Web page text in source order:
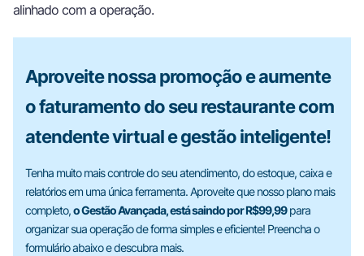
alinhado com a operação.
Aproveite nossa promoção e aumente
o faturamento do seu restaurante com
atendente virtual e gestão inteligente!
Tenha muito mais controle do seu atendimento, do estoque, caixa e
relatórios em uma única ferramenta. Aproveite que nosso plano mais
completo,o Gestão Avançada, está saindo por R$99,99para
organizar sua operação de forma simples e eficiente! Preencha o
formulário abaixo e descubra mais.